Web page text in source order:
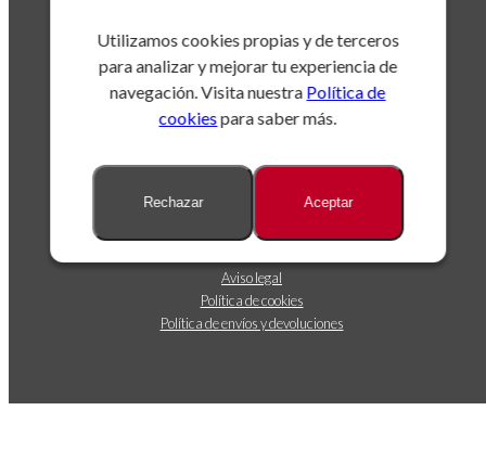
Utilizamos cookies propias y de terceros
para analizar y mejorar tu experiencia de
navegación. Visita nuestra Política de
cookiespara saber más.
Rechazar Aceptar
Contáctanos
Aviso legal
Política de cookies
Política de envíos y devoluciones